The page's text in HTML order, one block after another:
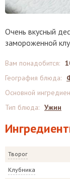
Очень вкусный
замороженной
Творог
Клубника
Вам понадобится:
География блюда:
Основной
Тип блюда: Ужин